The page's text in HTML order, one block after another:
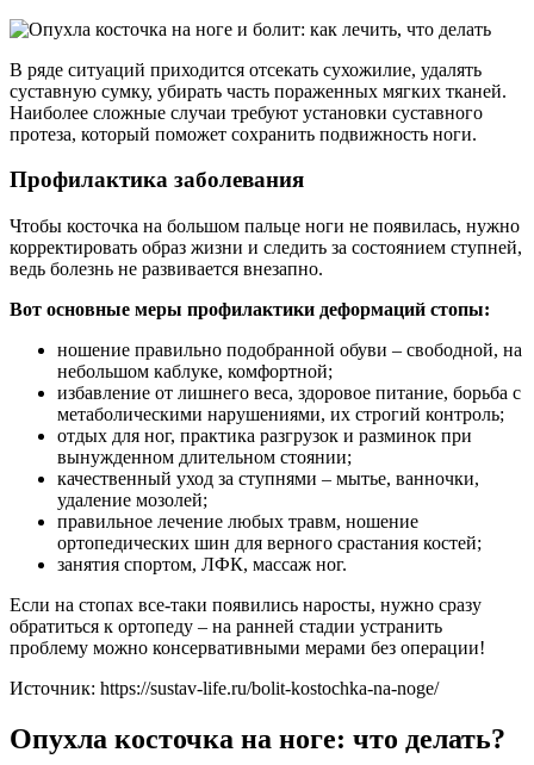
В ряде ситуаций приходится отсекать сухожилие, удалять
суставную сумку, убирать часть пораженных мягких тканей.
Наиболее сложные случаи требуют установки суставного
протеза, который поможет сохранить подвижность ноги.
Профилактика заболевания
Чтобы косточка на большом пальце ноги не появилась, нужно
корректировать образ жизни и следить за состоянием ступней,
ведь болезнь не развивается внезапно.
Вот основные меры профилактики деформаций стопы:
ношение правильно подобранной обуви – свободной, на
небольшом каблуке, комфортной;
избавление от лишнего веса, здоровое питание, борьба с
метаболическими нарушениями, их строгий контроль;
отдых для ног, практика разгрузок и разминок при
вынужденном длительном стоянии;
качественный уход за ступнями – мытье, ванночки,
удаление мозолей;
правильное лечение любых травм, ношение
ортопедических шин для верного срастания костей;
занятия спортом, ЛФК, массаж ног.
Если на стопах все-таки появились наросты, нужно сразу
обратиться к ортопеду – на ранней стадии устранить
проблему можно консервативными мерами без операции!
Источник: https://sustav-life.ru/bolit-kostochka-na-noge/
Опухла косточка на ноге: что делать?